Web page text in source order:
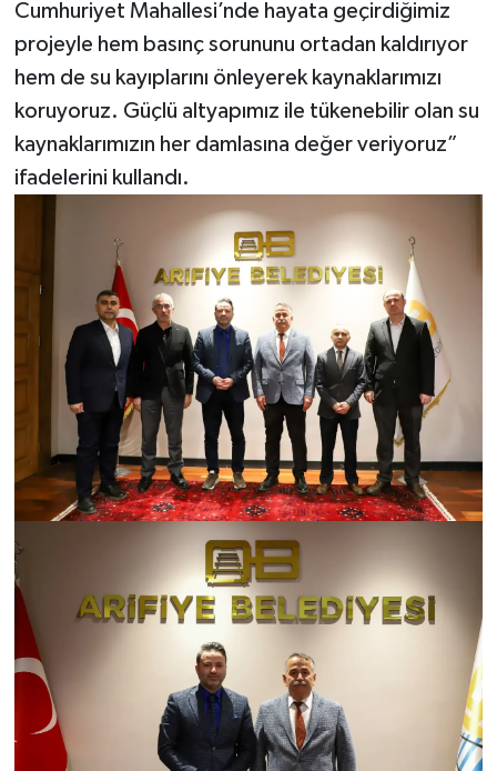
Cumhuriyet Mahallesi’nde hayata geçirdiğimiz
projeyle hem basınç sorununu ortadan kaldırıyor
hem de su kayıplarını önleyerek kaynaklarımızı
koruyoruz. Güçlü altyapımız ile tükenebilir olan su
kaynaklarımızın her damlasına değer veriyoruz”
ifadelerini kullandı.